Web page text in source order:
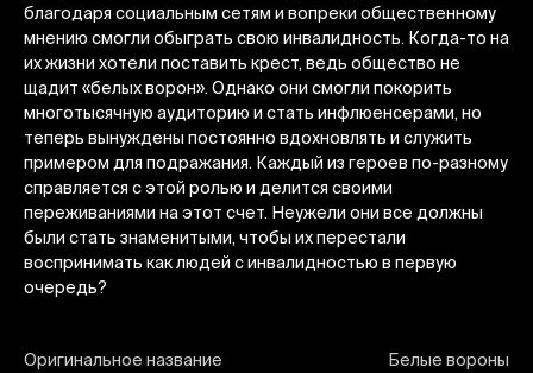
благодаря социальным сетям и вопреки общественному
мнению смогли обыграть свою инвалидность. Когда-то на
их жизни хотели поставить крест, ведь общество не
щадит «белых ворон». Однако они смогли покорить
многотысячную аудиторию и стать инфлюенсерами, но
теперь вынуждены постоянно вдохновлять и служить
примером для подражания. Каждый из героев по-разному
справляется с этой ролью и делится своими
переживаниями на этот счет. Неужели они все должны
были стать знаменитыми, чтобы их перестали
воспринимать как людей с инвалидностью в первую
очередь?
Оригинальное название Белые вороны